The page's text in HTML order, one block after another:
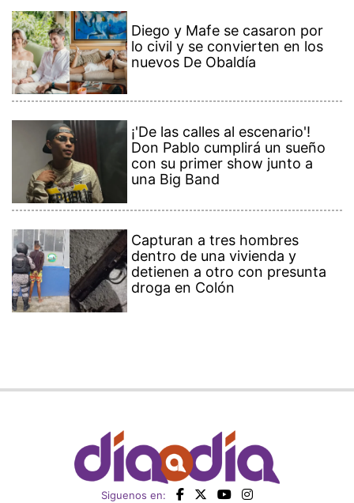
Diego y Mafe se casaron por
lo civil y se convierten en los
nuevos De Obaldía
¡'De las calles al escenario'!
Don Pablo cumplirá un sueño
con su primer show junto a
una Big Band
Capturan a tres hombres
dentro de una vivienda y
detienen a otro con presunta
droga en Colón
Siguenos en: